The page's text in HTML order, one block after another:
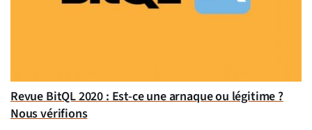
Revue BitQL 2020 : Est-ce une arnaque ou légitime ?
Nous vérifions